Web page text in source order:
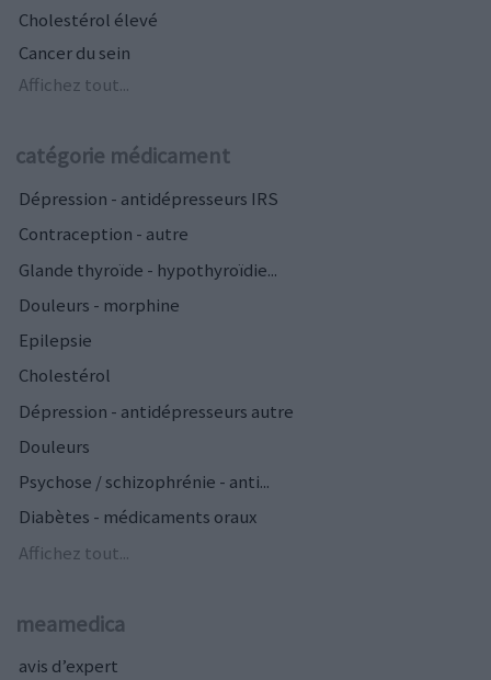
Cholestérol élevé
Cancer du sein
Affichez tout...
catégorie médicament
Dépression - antidépresseurs IRS
Contraception - autre
Glande thyroïde - hypothyroïdie...
Douleurs - morphine
Epilepsie
Cholestérol
Dépression - antidépresseurs autre
Douleurs
Psychose / schizophrénie - anti...
Diabètes - médicaments oraux
Affichez tout...
meamedica
avis d’expert